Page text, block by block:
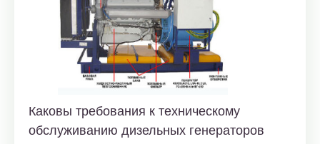
Каковы требования к техническому
обслуживанию дизельных генераторов